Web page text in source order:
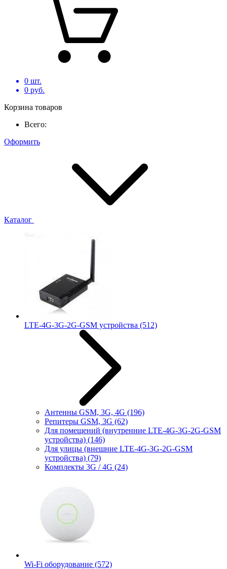
0 шт.
0 руб.
Корзина товаров
Всего:
Оформить
Каталог
LTE-4G-3G-2G-GSM устройства (512)
Антенны GSM, 3G, 4G (196)
Репитеры GSM, 3G (62)
Для помещений (внутренние LTE-4G-3G-2G-GSM
устройства) (146)
Для улицы (внешние LTE-4G-3G-2G-GSM
устройства) (79)
Комплекты 3G / 4G (24)
Wi-Fi оборудование (572)